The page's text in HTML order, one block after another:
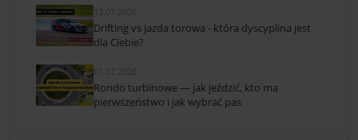
13.07.2026
Drifting vs jazda torowa - która dyscyplina jest
dla Ciebie?
01.07.2026
Rondo turbinowe — jak jeździć, kto ma
pierwszeństwo i jak wybrać pas